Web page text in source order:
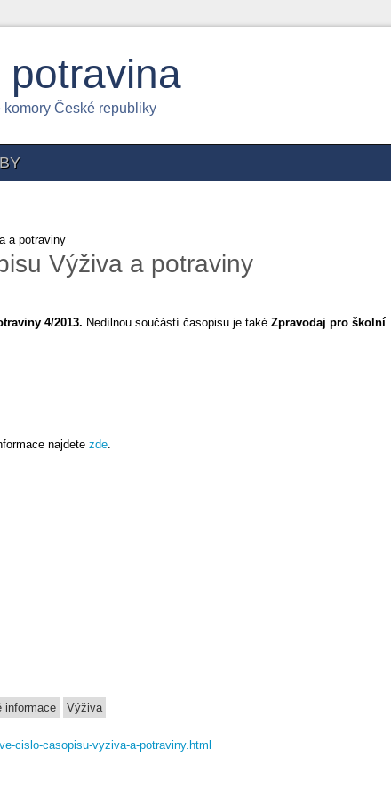
potravina
České republiky
a potraviny
Výživa a potraviny
4/2013. Nedílnou součástí časopisu je také Zpravodaj pro školní
najdete zde
informace
Výživa
cislo-casopisu-vyziva-a-potraviny.html